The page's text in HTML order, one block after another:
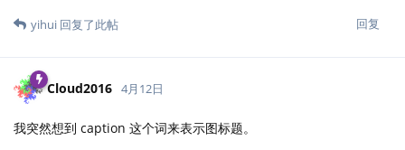
回复
yihui 回复了此帖
Cloud2016 4月12日
我突然想到 caption 这个词来表示图标题。